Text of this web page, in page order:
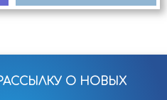
О НОВЫХ